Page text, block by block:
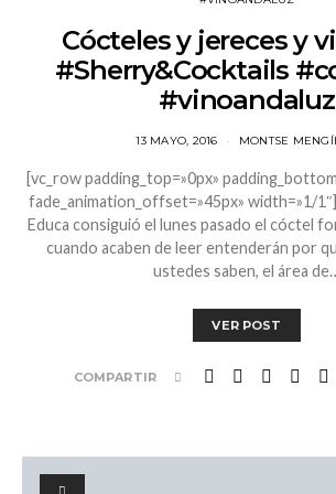
Cócteles y jereces y
#Sherry&Cocktails
#vinoandaluz
13 MAYO, 2016 MONTSE
[vc_row padding_top=»0px»
fade_animation_offset=»45px» width=»1/
Educa consiguió el lunes pasado el cóctel
cuando acaben de leer entenderán por
ustedes saben, el área
VER POST
COMPARTIR